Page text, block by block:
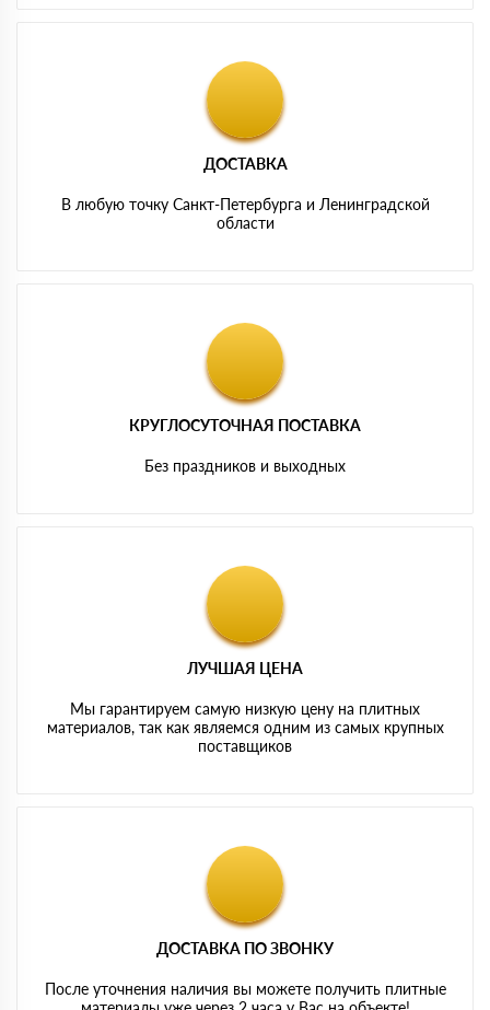
ДОСТАВКА
В любую точку Санкт-Петербурга и Ленинградской
области
КРУГЛОСУТОЧНАЯ ПОСТАВКА
Без праздников и выходных
ЛУЧШАЯ ЦЕНА
Мы гарантируем самую низкую цену на плитных
материалов, так как являемся одним из самых крупных
поставщиков
ДОСТАВКА ПО ЗВОНКУ
После уточнения наличия вы можете получить плитные